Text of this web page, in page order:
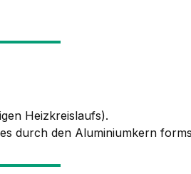
Heizkreislaufs).
durch den Aluminiumkern